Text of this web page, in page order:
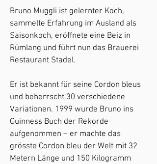
Bruno Muggli ist gelernter Koch,
sammelte Erfahrung im Ausland als
Saisonkoch, eröffnete eine Beiz in
Rümlang und führt nun das Brauerei
Restaurant Stadel.
Er ist bekannt für seine Cordon bleus
und beherrscht 30 verschiedene
Variationen. 1999 wurde Bruno ins
Guinness Buch der Rekorde
aufgenommen – er machte das
grösste Cordon bleu der Welt mit 32
Metern Länge und 150 Kilogramm